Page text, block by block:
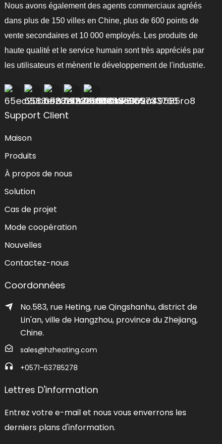
Nous avons également des agents commerciaux agréés
dans plus de 150 villes en Chine, plus de 600 points de
vente secondaires et 10 000 employés. Les produits de
haute qualité et le service humain sont très appréciés par
les utilisateurs et mènent le développement de l'industrie.
Support Client
Maison
Produits
À propos de nous
Solution
Cas de projet
Mode coopération
Nouvelles
Contactez-nous
Coordonnées
No.583, rue Heting, rue Qingshanhu, district de
Lin'an, ville de Hangzhou, province du Zhejiang,
Chine.
sales@hzheating.com
+0571-63785278
Lettres D'information
Entrez votre e-mail et nous vous enverrons les
derniers plans d'information.